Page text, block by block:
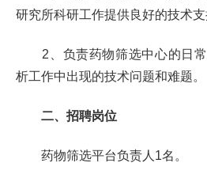
研究所科研工作提供良好的技术支
2 、负责药物筛选中心的日
析工作中出现的技术问题和难题。
二、招聘岗位
药物筛选平台负责人 1名。